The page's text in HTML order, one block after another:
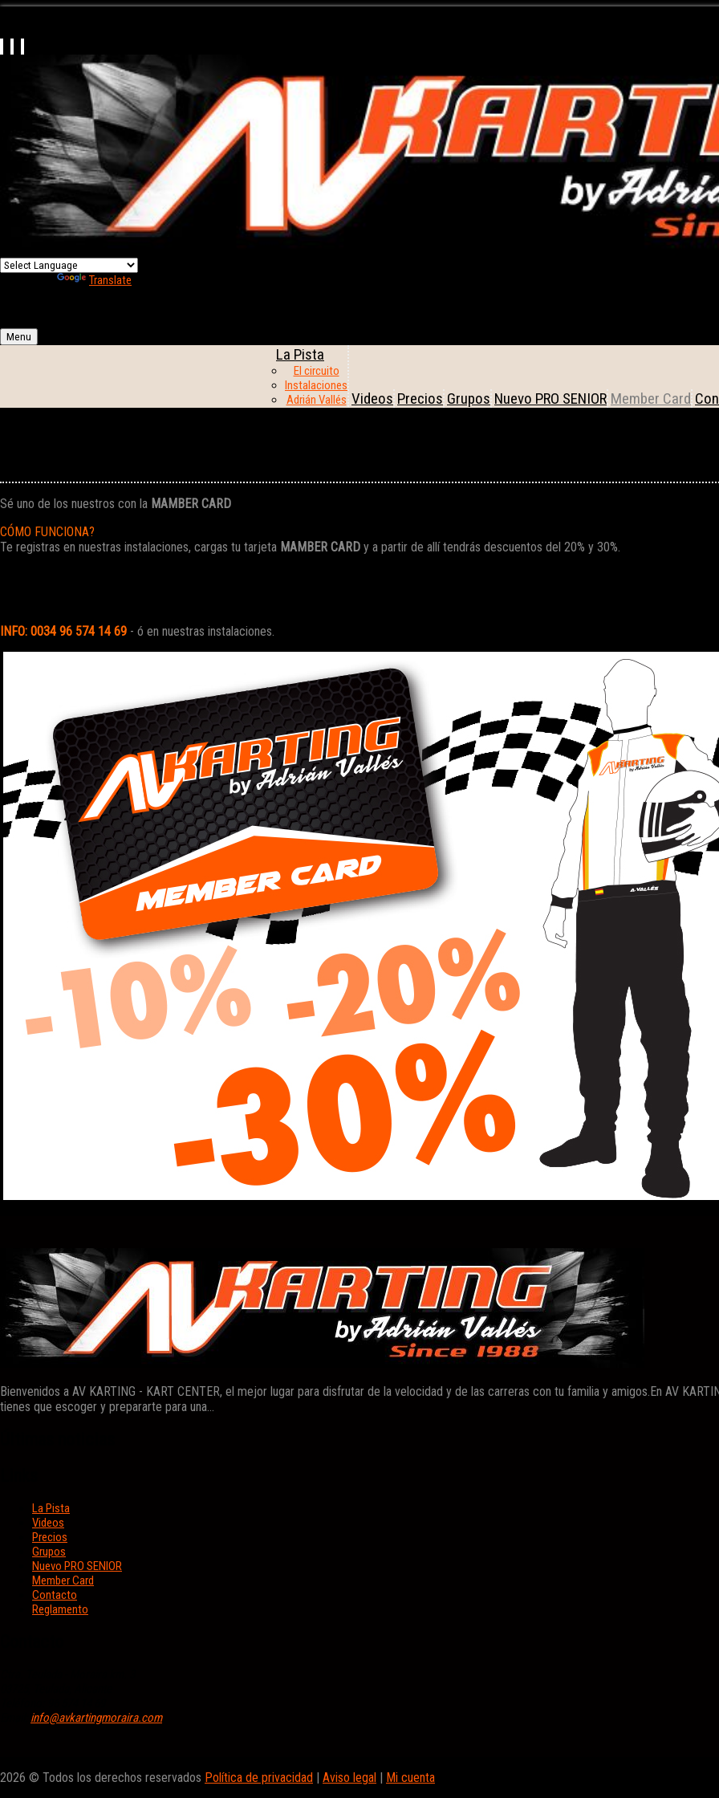
Translate
Menu
La Pista
El circuito
Instalaciones
Adrián Vallés Videos Precios Grupos Nuevo PRO SENIOR Member Card
Sé uno de los nuestros con la MAMBER CARD
CÓMO FUNCIONA?
Te registras en nuestras instalaciones, cargas tu tarjeta MAMBER CARD y a partir de allí tendrás descuentos del 20% y 30%.
INFO: 0034 96 574 14 69 - ó en nuestras instalaciones.
Bienvenidos a AV KARTING - KART CENTER, el mejor lugar para disfrutar de la velocidad y de las carreras con tu familia y amigos.En AV
tienes que escoger y prepararte para una...
La Pista
Videos
Precios
Grupos
Nuevo PRO SENIOR
Member Card
Contacto
Reglamento
info@avkartingmoraira.com
2026 © Todos los derechos reservados Política de privacidad | Aviso legal | Mi cuenta